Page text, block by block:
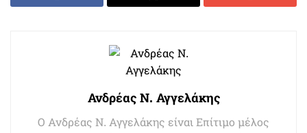
Ανδρέας Ν. Αγγελάκης
Ο Ανδρέας Ν. Αγγελάκης είναι Επίτιμο μέλος